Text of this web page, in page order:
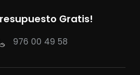
Gratis!
976 00 49 58